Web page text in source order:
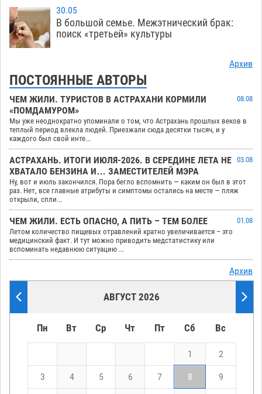
30.05
В большой семье. Межэтнический брак:
поиск «третьей» культуры
Архив
ПОСТОЯННЫЕ АВТОРЫ
ЧЕМ ЖИЛИ. ТУРИСТОВ В АСТРАХАНИ КОРМИЛИ
«ПОМДАМУРОМ»
08.08
Мы уже неоднократно упоминали о том, что Астрахань прошлых веков в
теплый период влекла людей. Приезжали сюда десятки тысяч, и у
каждого был свой инте...
АСТРАХАНЬ. ИТОГИ ИЮЛЯ-2026. В СЕРЕДИНЕ ЛЕТА НЕ
ХВАТАЛО БЕНЗИНА И… ЗАМЕСТИТЕЛЕЙ МЭРА
03.08
Ну, вот и июль закончился. Пора бегло вспомнить — каким он был в этот
раз. Нет, все главные атрибуты и симптомы остались на месте — пляж
открыли, спли...
ЧЕМ ЖИЛИ. ЕСТЬ ОПАСНО, А ПИТЬ – ТЕМ БОЛЕЕ
01.08
Летом количество пищевых отравлений кратно увеличивается – это
медицинский факт. И тут можно приводить медстатистику или
вспоминать недавнюю ситуацию ...
Архив
АВГУСТ 2026
Пн Вт Ср Чт Пт Сб Вс
1 2
3 4 5 6 7 8 9